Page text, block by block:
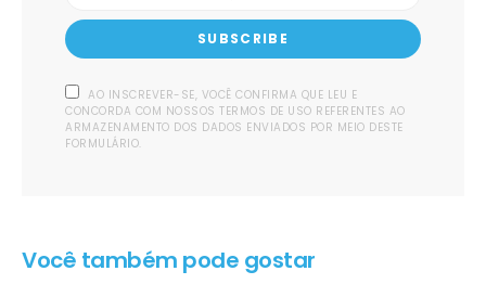
SUBSCRIBE
AO INSCREVER-SE, VOCÊ CONFIRMA QUE LEU E
CONCORDA COM NOSSOS TERMOS DE USO REFERENTES AO
ARMAZENAMENTO DOS DADOS ENVIADOS POR MEIO DESTE
FORMULÁRIO.
Você também pode gostar